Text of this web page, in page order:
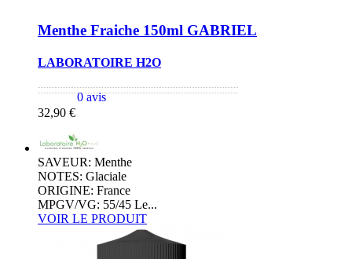
Menthe Fraiche 150ml GABRIEL
LABORATOIRE H2O
0 avis
32,90 €
SAVEUR: Menthe
NOTES: Glaciale
ORIGINE: France
MPGV/VG: 55/45 Le...
VOIR LE PRODUIT